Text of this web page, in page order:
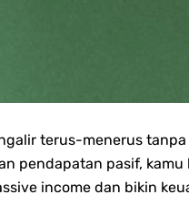
terus-menerus
pendapatan pasif,
income dan bikin